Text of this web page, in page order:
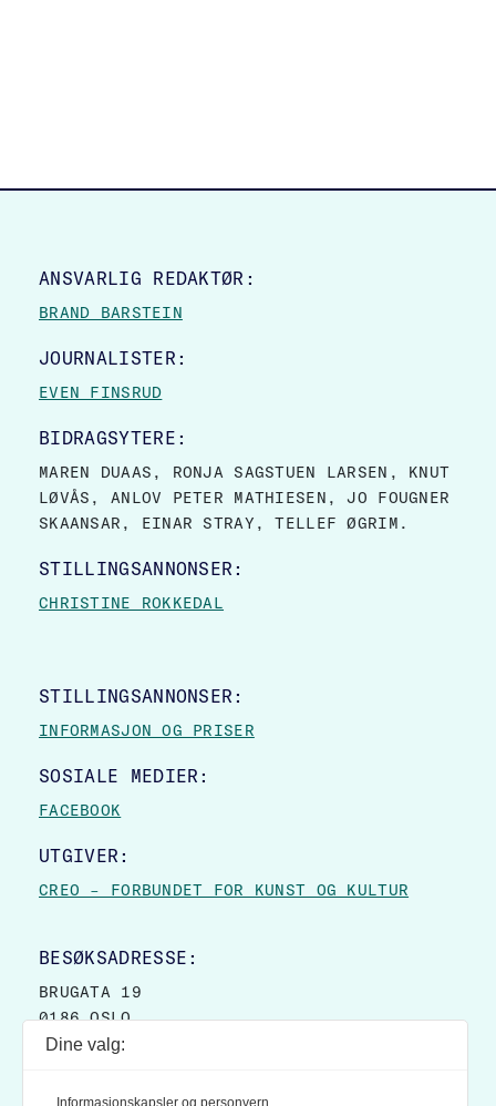
SITE FOOTER
ANSVARLIG REDAKTØR:
BRAND BARSTEIN
JOURNALISTER:
EVEN FINSRUD
BIDRAGSYTERE:
MAREN DUAAS, RONJA SAGSTUEN LARSEN, KNUT
LØVÅS, ANLOV PETER MATHIESEN, JO FOUGNER
SKAANSAR, EINAR STRAY, TELLEF ØGRIM.
STILLINGSANNONSER:
CHRISTINE ROKKEDAL
STILLINGSANNONSER:
INFORMASJON OG PRISER
SOSIALE MEDIER:
FACEBOOK
UTGIVER:
CREO – FORBUNDET FOR KUNST OG KULTUR
BESØKSADRESSE:
BRUGATA 19
0186 OSLO
POSTBOKS 9007 GRØNLAND
Dine valg:
Informasjonskapsler og personvern